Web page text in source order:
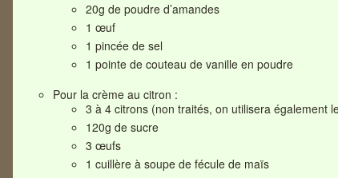
20g de poudre d’amandes
1 œuf
1 pincée de sel
1 pointe de couteau de vanille en poudre
Pour la crème au citron :
3 à 4 citrons (non traités, on utilisera également
120g de sucre
3 œufs
1 cuillère à soupe de fécule de maïs